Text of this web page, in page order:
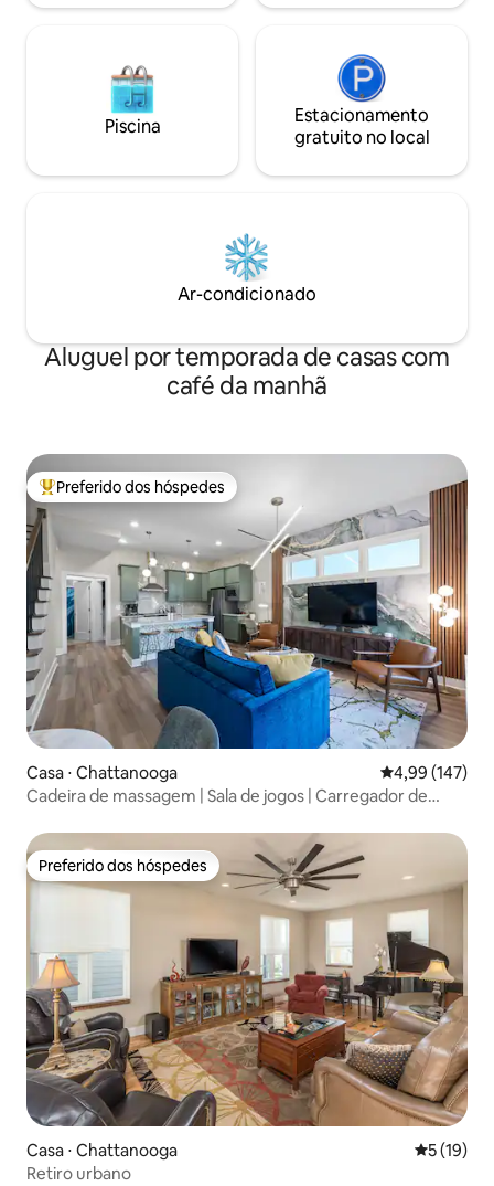
Piscina
Estacionamento
gratuito no local
Ar-condicionado
Aluguel por temporada de casas com
café da manhã
Entre os melhores preferidos dos hóspedes
Preferido dos hóspedes
Casa ⋅ Chattanooga 4,99 de uma
4,99 (147)
Cadeira de massagem | Sala de jogos | Carregador de
Preferido dos hóspedes
Preferido dos hóspedes
Casa ⋅ Chattanooga 5 de uma
5 (19)
Retiro urbano